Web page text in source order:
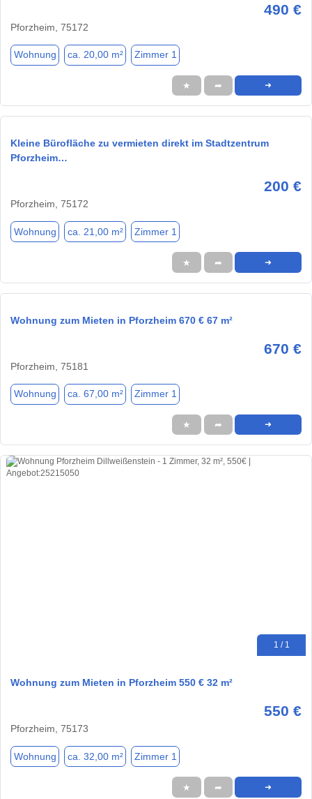
490 €
Pforzheim, 75172
Wohnung ca. 20,00 m² Zimmer 1
★ ➦ ➜
Kleine Bürofläche zu vermieten direkt im Stadtzentrum
Pforzheim…
200 €
Pforzheim, 75172
Wohnung ca. 21,00 m² Zimmer 1
★ ➦ ➜
Wohnung zum Mieten in Pforzheim 670 € 67 m²
670 €
Pforzheim, 75181
Wohnung ca. 67,00 m² Zimmer 1
★ ➦ ➜
1 / 1
Wohnung zum Mieten in Pforzheim 550 € 32 m²
550 €
Pforzheim, 75173
Wohnung ca. 32,00 m² Zimmer 1
★ ➦ ➜